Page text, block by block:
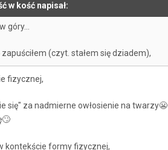
w kość napisał:
góry...
(czyt. stałem się dziadem),
fizycznej,
się" za nadmierne owłosienie na twarzy😬
🙄
kontekście formy fizycznej,